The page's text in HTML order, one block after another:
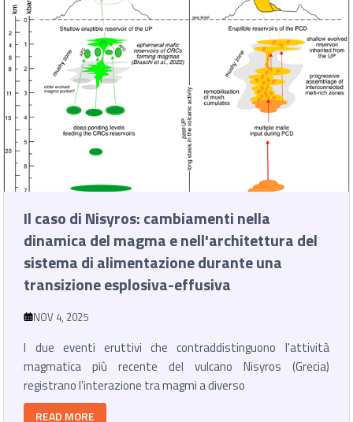
Il caso di Nisyros: cambiamenti nella
dinamica del magma e nell'architettura del
sistema di alimentazione durante una
transizione esplosiva-effusiva
NOV 4, 2025
I due eventi eruttivi che contraddistinguono l'attività
magmatica più recente del vulcano Nisyros (Grecia)
registrano l'interazione tra magmi a diverso
READ MORE